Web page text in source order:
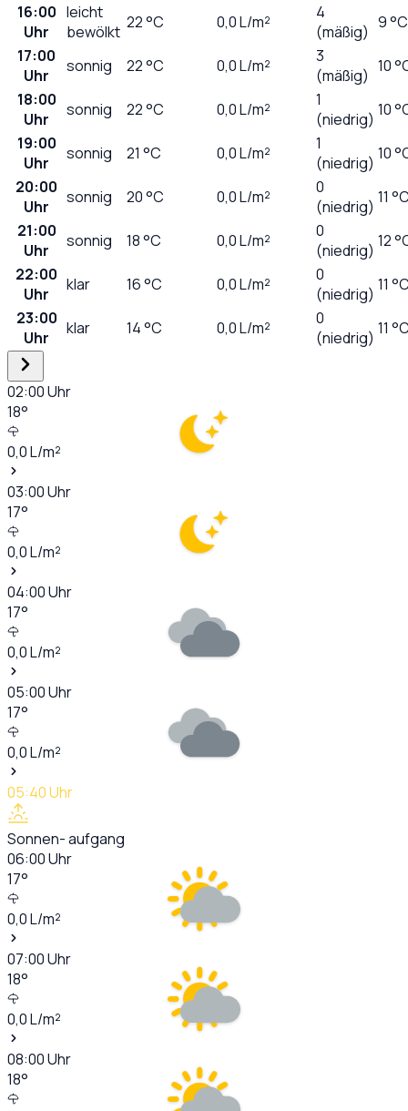
16:00
Uhr
leicht
bewölkt 22°C 0,0L/m²
4
(mäßig) 9 °C
17:00
Uhr
sonnig 22°C 0,0L/m²
3
(mäßig) 10
18:00
Uhr
sonnig 22°C 0,0L/m²
1
(niedrig) 10
19:00
Uhr
sonnig 21 °C 0,0L/m²
1
(niedrig) 10
20:00
Uhr
sonnig 20°C 0,0L/m²
0
(niedrig) 11
21:00
Uhr
sonnig 18°C 0,0L/m²
0
(niedrig) 12
22:00
Uhr
klar 16°C 0,0L/m²
0
(niedrig) 11
23:00
Uhr
klar 14°C 0,0L/m²
0
(niedrig) 11
02:00Uhr
18°
0,0L/m²
03:00Uhr
17°
0,0L/m²
04:00Uhr
17°
0,0L/m²
05:00Uhr
17°
0,0L/m²
05:40Uhr
Sonnen- aufgang
06:00Uhr
17°
0,0L/m²
07:00Uhr
18°
0,0L/m²
08:00Uhr
18°